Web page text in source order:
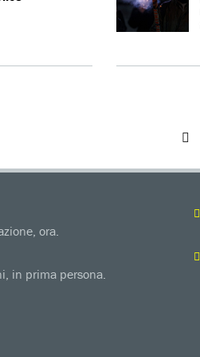
ora.
in prima persona.